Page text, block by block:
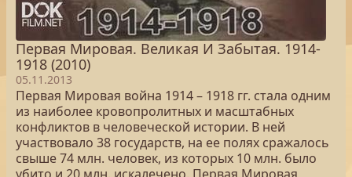
Первая Мировая. Великая И Забытая. 1914-
1918 (2010)
05.11.2013
Первая Мировая война 1914 – 1918 гг. стала одним
из наиболее кровопролитных и масштабных
конфликтов в человеческой истории. В ней
участвовало 38 государств, на ее полях сражалось
свыше 74 млн. человек, из которых 10 млн. было